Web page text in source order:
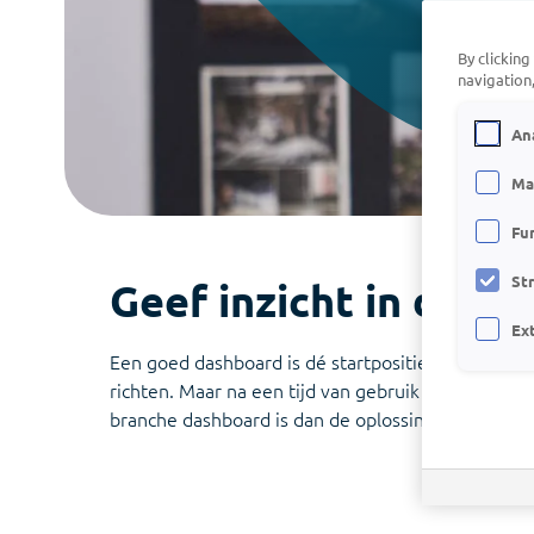
De geavanceerde AI-assistent die je helpt
bij het vertalen van cijfers naar inzicht
Connect Center
Verbind Visionplanner direct met al je
Geef inzicht in de
Een goed dashboard is dé startpositie voor een
richten. Maar na een tijd van gebruik willen jij
branche dashboard is dan de oplossing.
By